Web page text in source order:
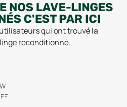
NOS LAVE-LINGES
C'EST PAR ICI
qui ont trouvé la
reconditionné.